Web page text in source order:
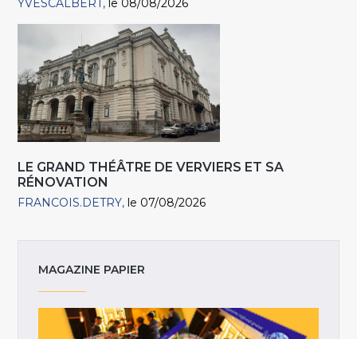
YVESCALBERT le 08/08/2026
LE GRAND THÉÂTRE DE VERVIERS ET SA
RÉNOVATION
FRANCOIS.DETRY le 07/08/2026
MAGAZINE PAPIER